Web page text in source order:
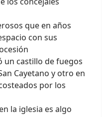
que en años
con sus
un castillo de fuegos
Cayetano y otro en
por los
la iglesia es algo